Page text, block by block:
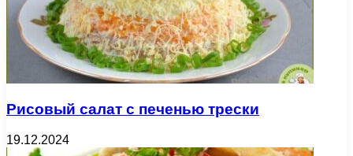
Рисовый салат с печенью трески
19.12.2024